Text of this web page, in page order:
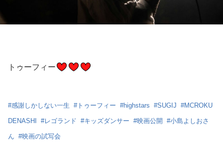
トゥーフィー
#感謝しかしない一生 #トゥーフィー #highstars #SUGIJ #MCROKU
DENASHI #レゴランド #キッズダンサー #映画公開 #小島よしおさ
ん #映画の試写会